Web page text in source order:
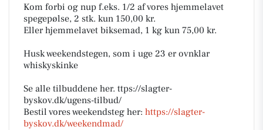
Kom forbi og nup f.eks. 1/2 af vores hjemmelavet
spegepølse, 2 stk. kun 150,00 kr.
Eller hjemmelavet biksemad, 1 kg kun 75,00 kr.
Husk weekendstegen, som i uge 23 er ovnklar
whiskyskinke
Se alle tilbuddene her. ttps://slagter-
byskov.dk/ugens-tilbud/
Bestil vores weekendsteg her: https://slagter-
byskov.dk/weekendmad/